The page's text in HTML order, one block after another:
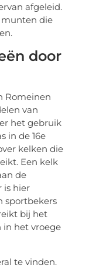
afgeleid.
munten die
door
Romeinen
van
het gebruik
in de 16e
kelken die
Een kelk
de
is hier
sportbekers
bij het
in het vroege
te vinden.